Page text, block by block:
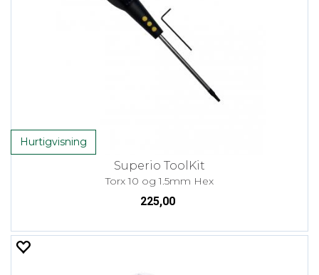
Hurtigvisning
Superio ToolKit
Torx 10 og 1.5mm Hex
225,00